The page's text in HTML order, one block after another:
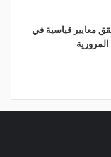
معايير قياسية في